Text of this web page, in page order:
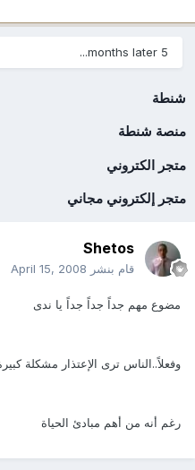
5 months later...
شنطة
منصة شنطة
متجر الكتروني
متجر إلكتروني مجاني
Shetos
قام بنشر April 15, 2008
مضوع مهم جداً جداً جداً يا ندى
وفعلاً..الناس ترى الإعتذار مشكلة كبيرة
رغم أنه من أهم مبادئ الحياة